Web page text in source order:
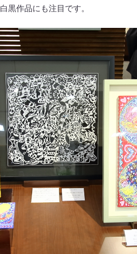
黒作品にも注目です。